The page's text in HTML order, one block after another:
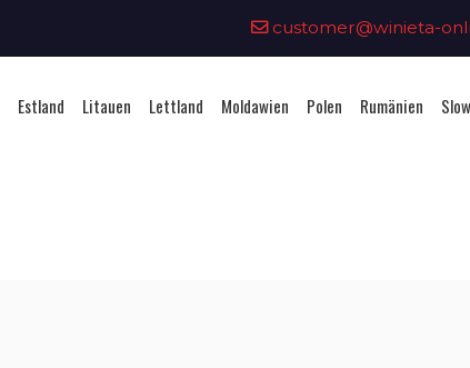
customer@winieta-
Estland Litauen Lettland Moldawien Polen Rumänien